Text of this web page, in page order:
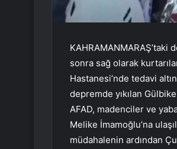
KAHRAMANMARAŞ’taki
sonra sağ olarak
Hastanesi’nde tedavi
depremde yıkılan
AFAD, madenciler ve
Melike İmamoğlu’na
müdahalenin ardından